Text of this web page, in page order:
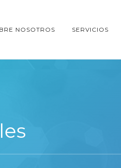
NOSOTROS SERVICIOS